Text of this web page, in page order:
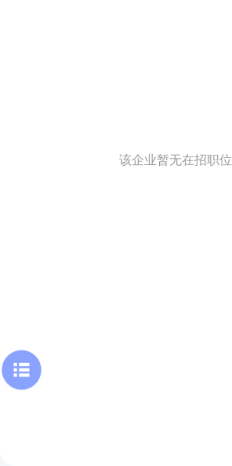
该企业暂无在招职位